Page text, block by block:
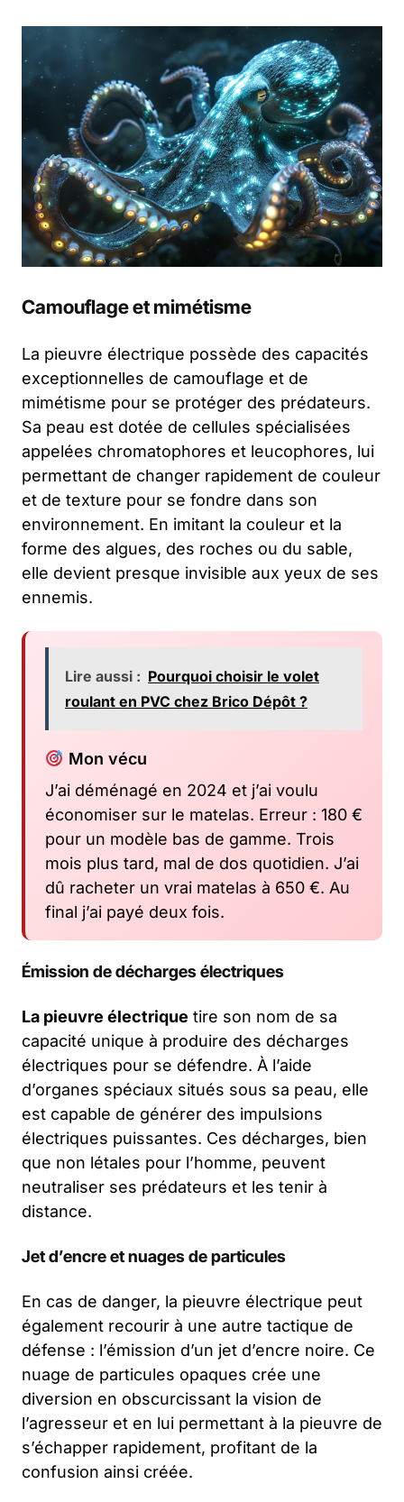
Camouflage et mimétisme
La pieuvre électrique possède des capacités
exceptionnelles de camouflage et de
mimétisme pour se protéger des prédateurs.
Sa peau est dotée de cellules spécialisées
appelées chromatophores et leucophores, lui
permettant de changer rapidement de couleur
et de texture pour se fondre dans son
environnement. En imitant la couleur et la
forme des algues, des roches ou du sable,
elle devient presque invisible aux yeux de ses
ennemis.
Lire aussi : Pourquoi choisir le volet
roulant en PVC chez Brico Dépôt ?
Mon vécu
J’ai déménagé en 2024 et j’ai voulu
économiser sur le matelas. Erreur : 180 €
pour un modèle bas de gamme. Trois
mois plus tard, mal de dos quotidien. J’ai
dû racheter un vrai matelas à 650 €. Au
final j’ai payé deux fois.
Émission de décharges électriques
La pieuvre électrique tire son nom de sa
capacité unique à produire des décharges
électriques pour se défendre. À l’aide
d’organes spéciaux situés sous sa peau, elle
est capable de générer des impulsions
électriques puissantes. Ces décharges, bien
que non létales pour l’homme, peuvent
neutraliser ses prédateurs et les tenir à
distance.
Jet d’encre et nuages de particules
En cas de danger, la pieuvre électrique peut
également recourir à une autre tactique de
défense : l’émission d’un jet d’encre noire. Ce
nuage de particules opaques crée une
diversion en obscurcissant la vision de
l’agresseur et en lui permettant à la pieuvre de
s’échapper rapidement, profitant de la
confusion ainsi créée.